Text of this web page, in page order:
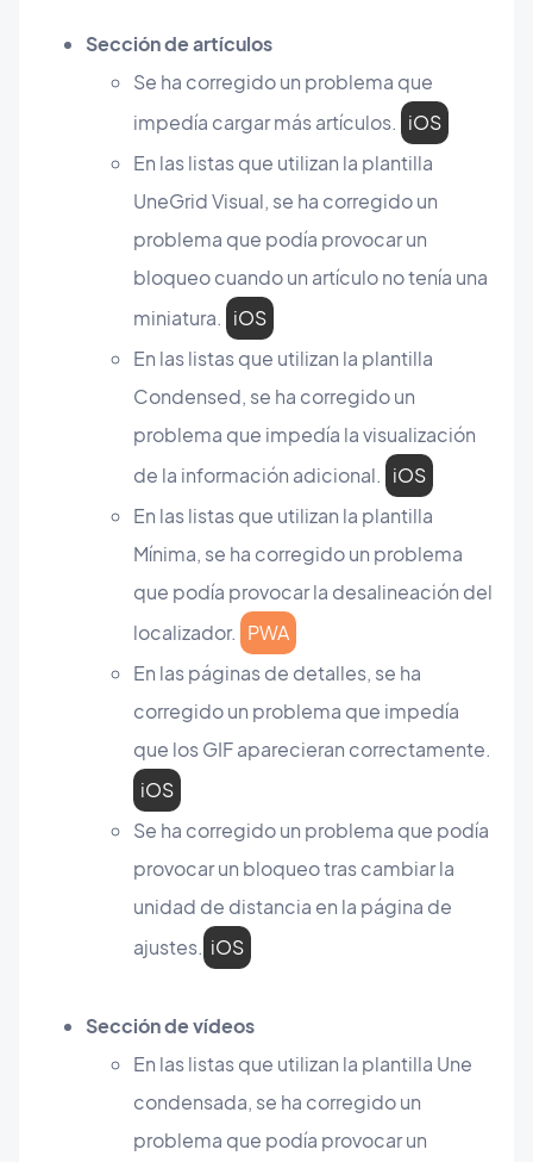
Sección de artículos
Se ha corregido un problema que
impedía cargar más artículos. iOS
En las listas que utilizan la plantilla
UneGrid Visual, se ha corregido un
problema que podía provocar un
bloqueo cuando un artículo no tenía una
miniatura. iOS
En las listas que utilizan la plantilla
Condensed, se ha corregido un
problema que impedía la visualización
de la información adicional. iOS
En las listas que utilizan la plantilla
Mínima, se ha corregido un problema
que podía provocar la desalineación del
localizador. PWA
En las páginas de detalles, se ha
corregido un problema que impedía
que los GIF aparecieran correctamente.
iOS
Se ha corregido un problema que podía
provocar un bloqueo tras cambiar la
unidad de distancia en la página de
ajustes. iOS
Sección de vídeos
En las listas que utilizan la plantilla Une
condensada, se ha corregido un
problema que podía provocar un